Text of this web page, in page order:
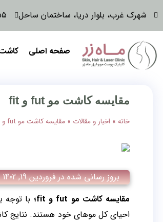
شهرک غرب، بلوار دریا، ساختمان ساحل
صفحه اصلی
مقایسه کاشت مو fut و fit
خانه » اخبار و مقالات » مقایسه کاشت مو fut و fit
بروز رسانی شده درفروردین 19, 1402
مقایسه کاشت مو fut و fit؛ با توجه
احیای کل موهای خود هستند. نتایج